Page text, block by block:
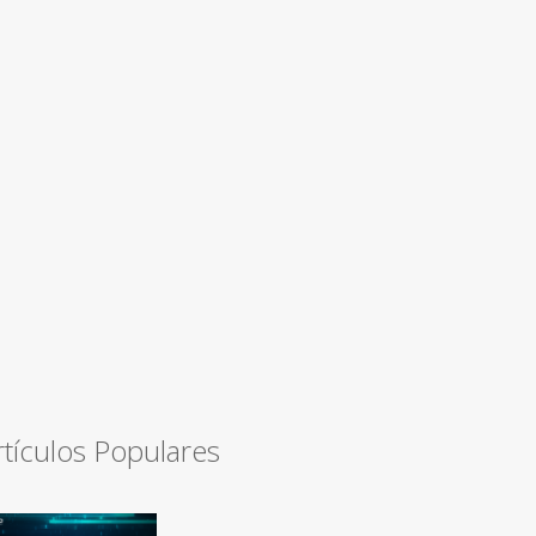
Populares